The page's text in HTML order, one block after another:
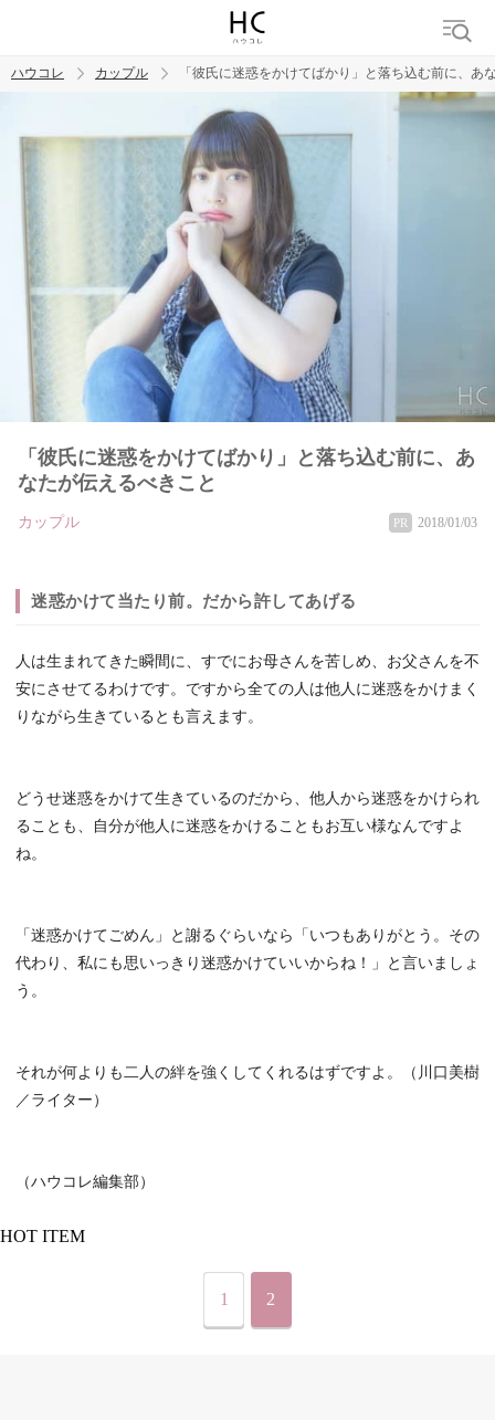
トレンド ワード
デート エッチ セックス
ハウコレ カップル 「彼氏に迷惑をかけてばかり」と落ち込む前に、あ
「彼氏に迷惑をかけてばかり」と落ち込む前に、あ
なたが伝えるべきこと
カップル PR 2018/01/03
迷惑かけて当たり前。だから許してあげる
人は生まれてきた瞬間に、すでにお母さんを苦しめ、お父さんを不
安にさせてるわけです。ですから全ての人は他人に迷惑をかけまく
りながら生きているとも言えます。
どうせ迷惑をかけて生きているのだから、他人から迷惑をかけられ
ることも、自分が他人に迷惑をかけることもお互い様なんですよ
ね。
「迷惑かけてごめん」と謝るぐらいなら「いつもありがとう。その
代わり、私にも思いっきり迷惑かけていいからね！」と言いましょ
う。
それが何よりも二人の絆を強くしてくれるはずですよ。（川口美樹
／ライター）
（ハウコレ編集部）
HOT ITEM
1 2